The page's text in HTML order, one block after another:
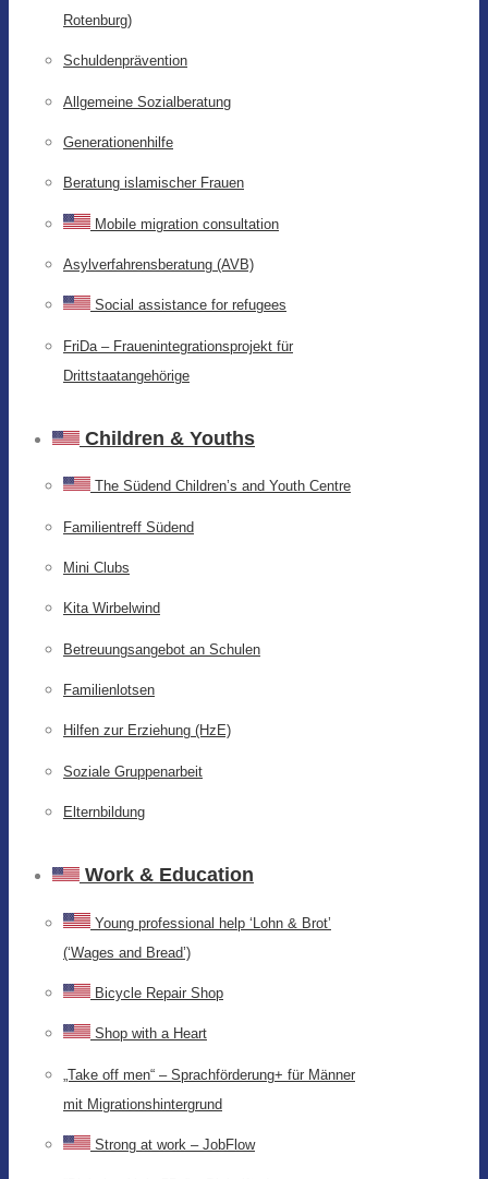
Rotenburg)
Schuldenprävention
Allgemeine Sozialberatung
Generationenhilfe
Beratung islamischer Frauen
Mobile migration consultation
Asylverfahrensberatung (AVB)
Social assistance for refugees
FriDa – Frauenintegrationsprojekt für
Drittstaatangehörige
Children & Youths
The Südend Children’s and Youth Centre
Familientreff Südend
Mini Clubs
Kita Wirbelwind
Betreuungsangebot an Schulen
Familienlotsen
Hilfen zur Erziehung (HzE)
Soziale Gruppenarbeit
Elternbildung
Work & Education
Young professional help ‘Lohn & Brot’
(‘Wages and Bread’)
Bicycle Repair Shop
Shop with a Heart
„Take off men“ – Sprachförderung+ für Männer
mit Migrationshintergrund
Strong at work – JobFlow